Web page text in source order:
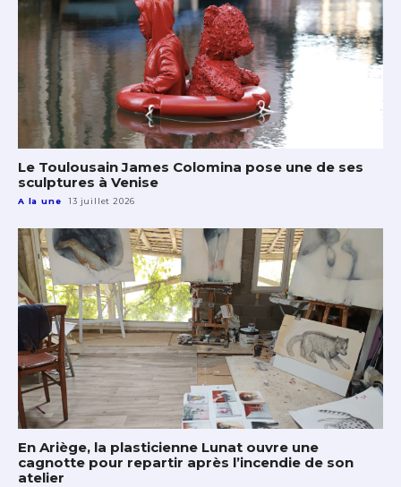
Le Toulousain James Colomina pose une de ses
sculptures à Venise
A la une 13 juillet 2026
En Ariège, la plasticienne Lunat ouvre une
cagnotte pour repartir après l’incendie de son
atelier